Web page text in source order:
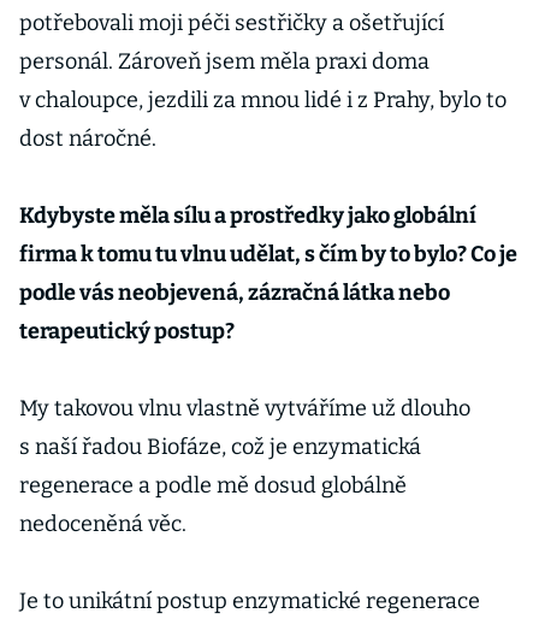
potřebovali moji péči sestřičky a ošetřující
personál. Zároveň jsem měla praxi doma
v chaloupce, jezdili za mnou lidé i z Prahy, bylo to
dost náročné.
Kdybyste měla sílu a prostředky jako globální
firma k tomu tu vlnu udělat, s čím by to bylo? Co je
podle vás neobjevená, zázračná látka nebo
terapeutický postup?
My takovou vlnu vlastně vytváříme už dlouho
s naší řadou Biofáze, což je enzymatická
regenerace a podle mě dosud globálně
nedoceněná věc.
Je to unikátní postup enzymatické regenerace